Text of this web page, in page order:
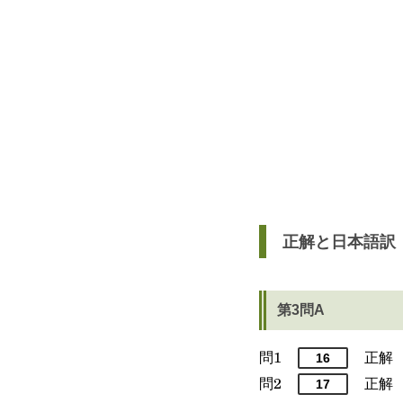
正解と日本語訳
第3問A
問1 16
正解
問2
17 正解